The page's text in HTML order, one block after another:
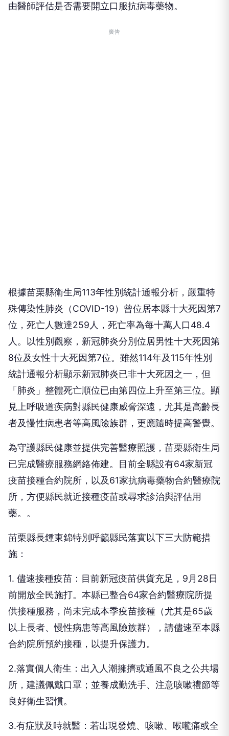
由醫師評估是否需要開立口服抗病毒藥物。
廣告
根據苗栗縣衛生局113年性別統計通報分析，嚴重特
殊傳染性肺炎（COVID-19）曾位居本縣十大死因第7
位，死亡人數達259人，死亡率為每十萬人口48.4
人。以性別觀察，新冠肺炎分別位居男性十大死因第
8位及女性十大死因第7位。雖然114年及115年性別
統計通報分析顯示新冠肺炎已非十大死因之一，但
「肺炎」整體死亡順位已由第四位上升至第三位。顯
見上呼吸道疾病對縣民健康威脅深遠，尤其是高齡長
者及慢性病患者等高風險族群，更應隨時提高警覺。
為守護縣民健康並提供完善醫療照護，苗栗縣衛生局
已完成醫療服務網絡佈建。目前全縣設有64家新冠
疫苗接種合約院所，以及61家抗病毒藥物合約醫療院
所，方便縣民就近接種疫苗或尋求診治與評估用
藥。。
苗栗縣長鍾東錦特別呼籲縣民落實以下三大防範措
施：
1. 儘速接種疫苗：目前新冠疫苗供貨充足，9月28日
前開放全民施打。本縣已整合64家合約醫療院所提
供接種服務，尚未完成本季疫苗接種（尤其是65歲
以上長者、慢性病患等高風險族群），請儘速至本縣
合約院所預約接種，以提升保護力。
2.落實個人衛生：出入人潮擁擠或通風不良之公共場
所，建議佩戴口罩；並養成勤洗手、注意咳嗽禮節等
良好衛生習慣。
3.有症狀及時就醫：若出現發燒、咳嗽、喉嚨痛或全